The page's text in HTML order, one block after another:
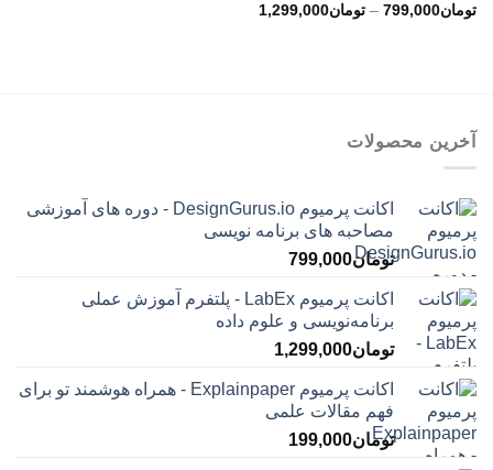
تومان799,000
– تومان1,299,000محدوده
آخرین محصولات
اکانت پرمیوم DesignGurus.io - دوره ‌های آموزشی
مصاحبه ‌های برنامه نویسی
تومان799,000
اکانت پرمیوم LabEx - پلتفرم آموزش عملی
برنامه‌نویسی و علوم داده
تومان1,299,000
اکانت پرمیوم Explainpaper - همراه هوشمند تو برای
فهم مقالات علمی
تومان199,000